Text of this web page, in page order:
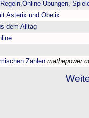
Übungen,
Asterix und Obelix
dem Alltag
Zahlen